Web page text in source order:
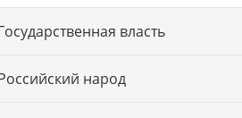
власть
народ